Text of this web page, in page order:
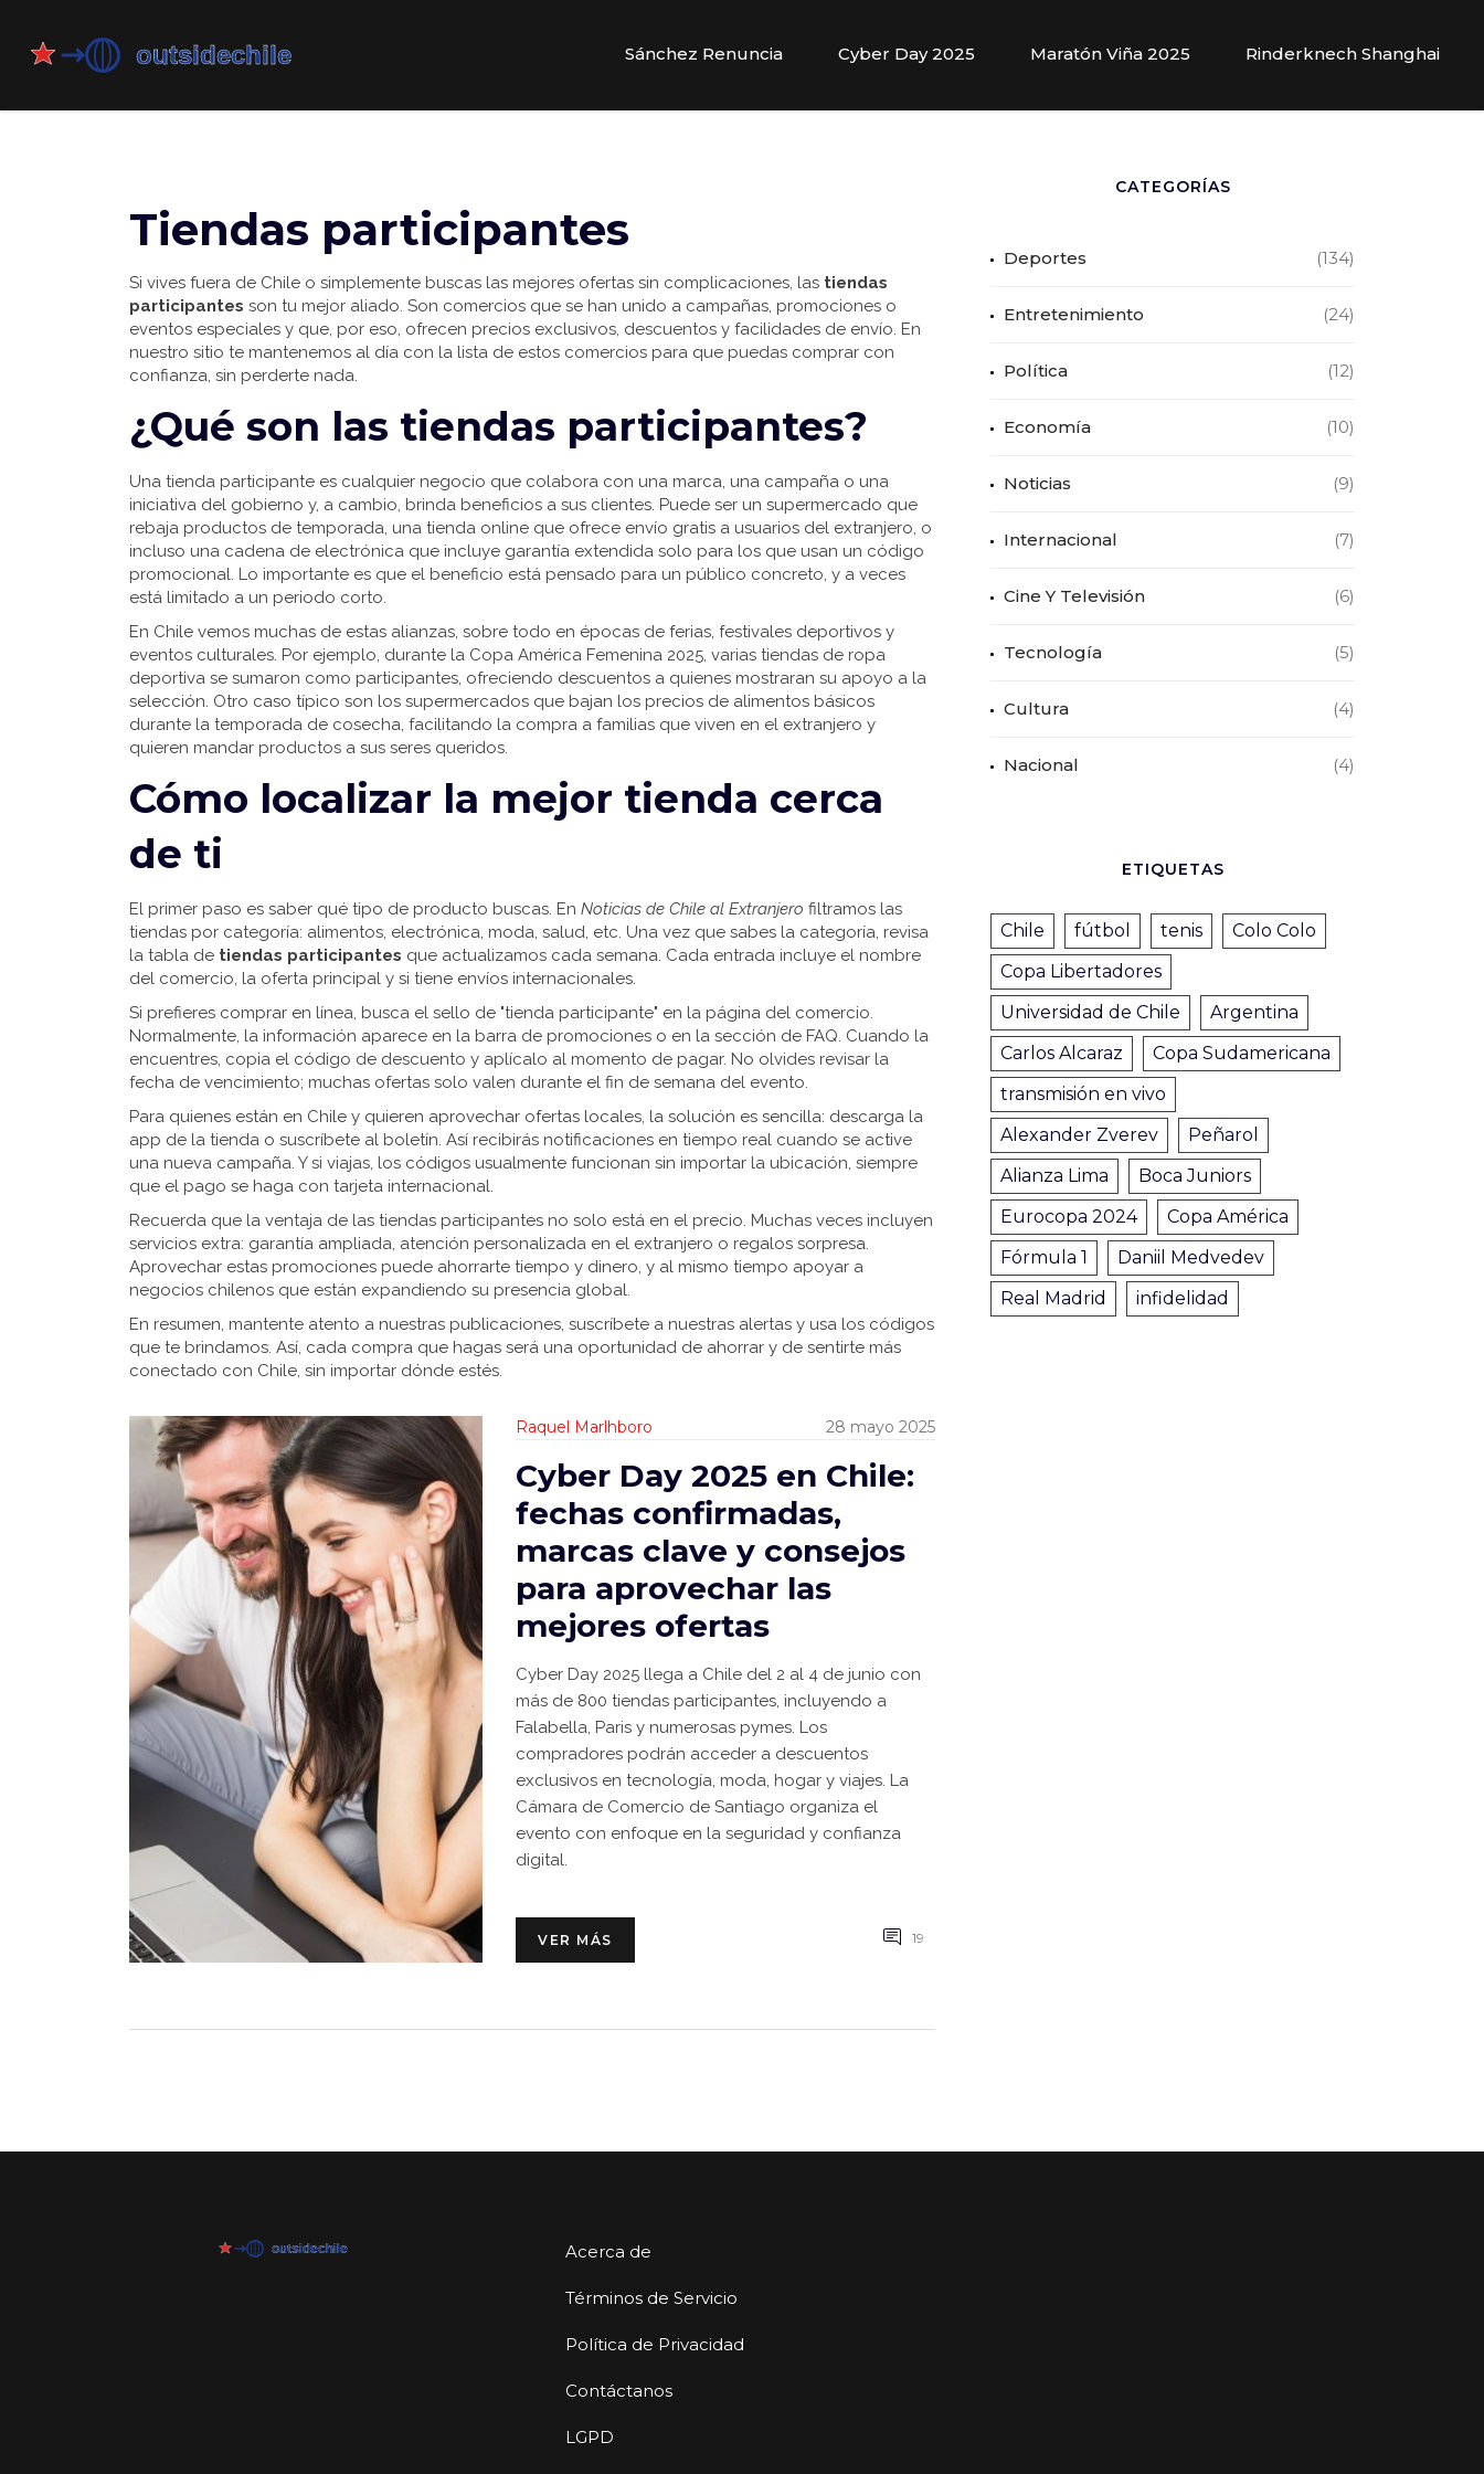
Sánchez Renuncia Cyber Day 2025 Maratón Viña 2025 Rinderknech Shanghai
Tiendas participantes
Si vives fuera de Chile o simplemente buscas las mejores ofertas sin complicaciones, las tiendas
participantes son tu mejor aliado. Son comercios que se han unido a campañas, promociones o
eventos especiales y que, por eso, ofrecen precios exclusivos, descuentos y facilidades de envío. En
nuestro sitio te mantenemos al día con la lista de estos comercios para que puedas comprar con
confianza, sin perderte nada.
¿Qué son las tiendas participantes?
Una tienda participante es cualquier negocio que colabora con una marca, una campaña o una
iniciativa del gobierno y, a cambio, brinda beneficios a sus clientes. Puede ser un supermercado que
rebaja productos de temporada, una tienda online que ofrece envío gratis a usuarios del extranjero, o
incluso una cadena de electrónica que incluye garantía extendida solo para los que usan un código
promocional. Lo importante es que el beneficio está pensado para un público concreto, y a veces
está limitado a un periodo corto.
En Chile vemos muchas de estas alianzas, sobre todo en épocas de ferias, festivales deportivos y
eventos culturales. Por ejemplo, durante la Copa América Femenina 2025, varias tiendas de ropa
deportiva se sumaron como participantes, ofreciendo descuentos a quienes mostraran su apoyo a la
selección. Otro caso típico son los supermercados que bajan los precios de alimentos básicos
durante la temporada de cosecha, facilitando la compra a familias que viven en el extranjero y
quieren mandar productos a sus seres queridos.
Cómo localizar la mejor tienda cerca
de ti
El primer paso es saber qué tipo de producto buscas. En Noticias de Chile al Extranjero filtramos las
tiendas por categoría: alimentos, electrónica, moda, salud, etc. Una vez que sabes la categoría, revisa
la tabla de tiendas participantes que actualizamos cada semana. Cada entrada incluye el nombre
del comercio, la oferta principal y si tiene envíos internacionales.
Si prefieres comprar en línea, busca el sello de "tienda participante" en la página del comercio.
Normalmente, la información aparece en la barra de promociones o en la sección de FAQ. Cuando la
encuentres, copia el código de descuento y aplícalo al momento de pagar. No olvides revisar la
fecha de vencimiento; muchas ofertas solo valen durante el fin de semana del evento.
Para quienes están en Chile y quieren aprovechar ofertas locales, la solución es sencilla: descarga la
app de la tienda o suscríbete al boletín. Así recibirás notificaciones en tiempo real cuando se active
una nueva campaña. Y si viajas, los códigos usualmente funcionan sin importar la ubicación, siempre
que el pago se haga con tarjeta internacional.
Recuerda que la ventaja de las tiendas participantes no solo está en el precio. Muchas veces incluyen
servicios extra: garantía ampliada, atención personalizada en el extranjero o regalos sorpresa.
Aprovechar estas promociones puede ahorrarte tiempo y dinero, y al mismo tiempo apoyar a
negocios chilenos que están expandiendo su presencia global.
En resumen, mantente atento a nuestras publicaciones, suscríbete a nuestras alertas y usa los códigos
que te brindamos. Así, cada compra que hagas será una oportunidad de ahorrar y de sentirte más
conectado con Chile, sin importar dónde estés.
Raquel Marlhboro 28 mayo 2025
Cyber Day 2025 en Chile:
fechas confirmadas,
marcas clave y consejos
para aprovechar las
mejores ofertas
Cyber Day 2025 llega a Chile del 2 al 4 de junio con
más de 800 tiendas participantes, incluyendo a
Falabella, Paris y numerosas pymes. Los
compradores podrán acceder a descuentos
exclusivos en tecnología, moda, hogar y viajes. La
Cámara de Comercio de Santiago organiza el
evento con enfoque en la seguridad y confianza
digital.
VER MÁS 19
CATEGORÍAS
Deportes (134)
Entretenimiento (24)
Política (12)
Economía (10)
Noticias (9)
Internacional (7)
Cine Y Televisión (6)
Tecnología (5)
Cultura (4)
Nacional (4)
ETIQUETAS
Chile fútbol tenis
Colo Colo
Copa Libertadores
Universidad de Chile
Argentina
Carlos Alcaraz
Copa Sudamericana
transmisión en vivo
Alexander Zverev
Peñarol
Alianza Lima
Boca Juniors
Eurocopa 2024
Copa América
Fórmula 1
Daniil Medvedev
Real Madrid
infidelidad
Acerca de
Términos de Servicio
Política de Privacidad
Contáctanos
LGPD